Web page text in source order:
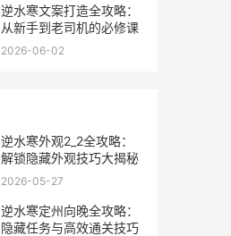
逆水寒文案打造全攻略：
从新手到老司机的必修课
2026-06-02
逆水寒外观2_2全攻略：
解锁隐藏外观技巧大揭秘
2026-05-27
逆水寒定州向晚全攻略：
隐藏任务与高效通关技巧